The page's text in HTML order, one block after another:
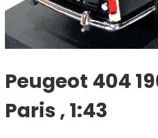
Peugeot 404
Paris , 1:43